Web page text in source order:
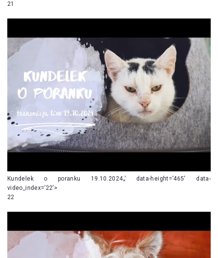
21
Kundelek o poranku 19.10.2024„’ data-height=’465′ data-
video_index=’22’>
22